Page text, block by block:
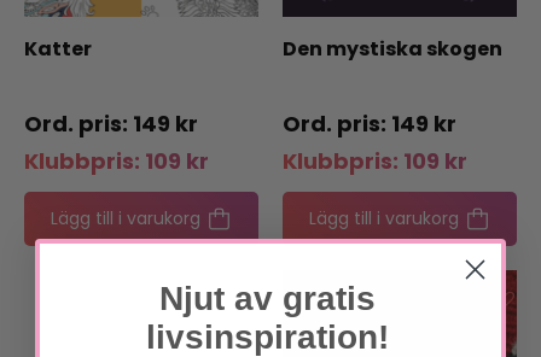
Katter
149 kr
Klubbpris: 109 kr
Lägg till i varukorg
Den mystiska skogen
149 kr
Klubbpris: 109 kr
Lägg till i varukorg
Njut av gratis
livsinspiration!